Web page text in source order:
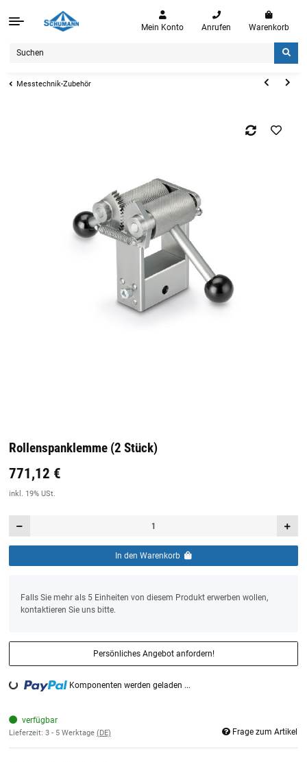
Mein Konto Anrufen Warenkorb
Messtechnik-Zubehör
Rollenspanklemme (2 Stück)
Preis: 19,44 €inkl. 19% USt.
771,12 €
inkl. 19% USt.
In den Warenkorb
Falls Sie mehr als 5 Einheiten von diesem Produkt erwerben wollen,
kontaktieren Sie uns bitte.
Persönliches Angebot anfordern!
Loading... Komponenten werden geladen ...
verfügbar
Lieferzeit: 3 - 5 Werktage (DE) Frage zum Artikel